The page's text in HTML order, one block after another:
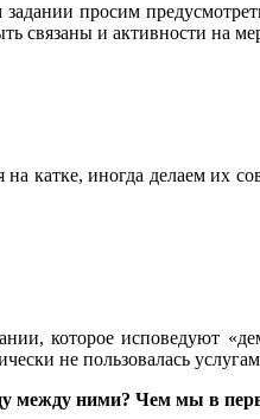
просим
и активности на
иногда делаем их
которое исповедуют
не пользовалась
ними? Чем мы в